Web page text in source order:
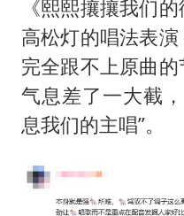
《熙熙攘攘我们
高松灯的唱法表
完全跟不上原曲的
气息差了一大截
息我们的主唱”。